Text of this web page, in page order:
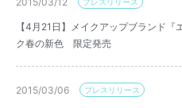
【4月21日】メイクアップブランド
ク春の新色 限定発売
2015/03/06 プレスリリース